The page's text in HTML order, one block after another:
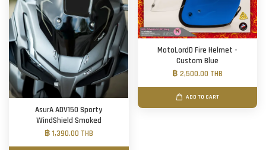
AsurA ADV150 Sporty
WindShield Smoked
฿ 1,390.00 THB
MotoLordD Fire Helmet -
Custom Blue
฿ 2,500.00 THB
ADD TO CART